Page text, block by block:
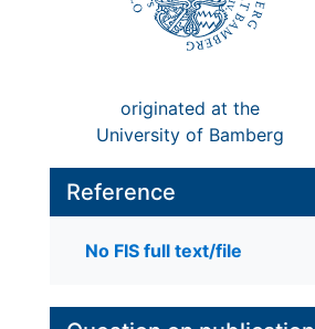
originated at the
University of Bamberg
Reference
No FIS full text/file